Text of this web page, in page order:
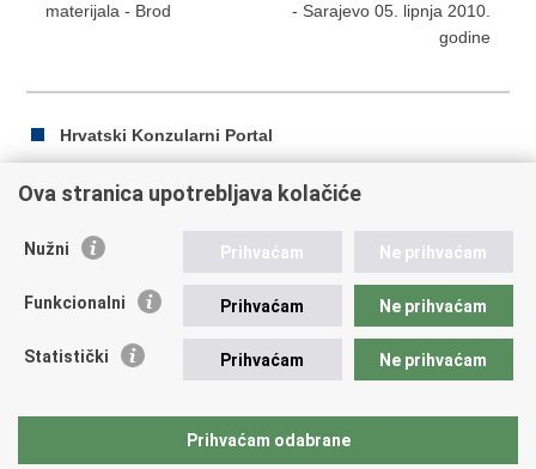
materijala - Brod
- Sarajevo 05. lipnja 2010.
godine
Hrvatski Konzularni Portal
Ispiši
Podijeli
Facebooku
Twitteru
Republika Hrvatska
Trg N.Š. Zrinskog 7-8, 10000 Zagreb
fax: +385 (0)1 4551 795, +385 (0)1 4920 149
ministarstvo@mvep.hr
Ova stranica upotrebljava kolačiće
Nužni Prihvaćam Ne prihvaćam
Funkcionalni Prihvaćam Ne prihvaćam
Statistički Prihvaćam Ne prihvaćam
Prihvaćam odabrane